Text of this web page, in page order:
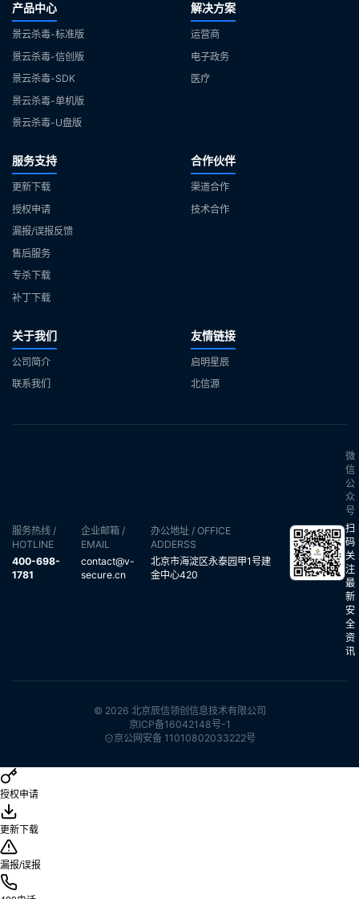
产品中心
景云杀毒-标准版
景云杀毒-信创版
景云杀毒-SDK
景云杀毒-单机版
景云杀毒-U盘版
解决方案
运营商
电子政务
医疗
服务支持
更新下载
授权申请
漏报/误报反馈
售后服务
专杀下载
补丁下载
合作伙伴
渠道合作
技术合作
关于我们
公司简介
联系我们
友情链接
启明星辰
北信源
服务热线 /
HOTLINE
400-698-
1781
企业邮箱 /
EMAIL
contact@v-
secure.cn
办公地址 / OFFICE
ADDERSS
北京市海淀区永泰园甲1号建
金中心420
微
信
公
众
号
扫
码
关
注
最
新
安
全
资
讯
© 2026 北京辰信领创信息技术有限公司
京ICP备16042148号-1
京公网安备 11010802033222号
授权申请
更新下载
漏报/误报